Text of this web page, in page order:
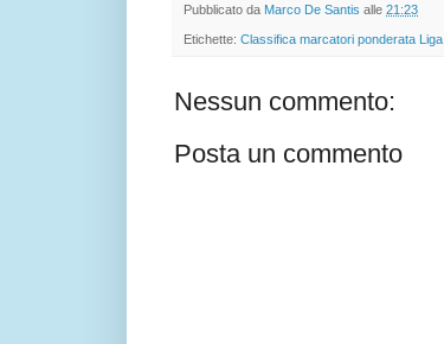
Pubblicato da Marco De Santis alle 21:23
Etichette: Classifica marcatori ponderata Liga
Nessun commento:
Posta un commento